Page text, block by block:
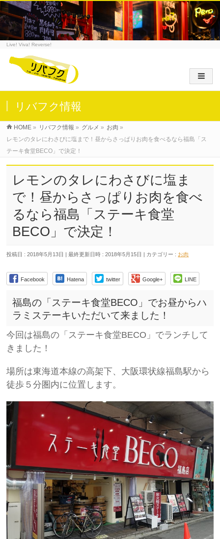
Live! Viva! Reverse!
リバフク情報
HOME » リバフク情報 » グルメ » お肉 »
レモンのタレにわさびに塩まで！昼からさっぱりお肉を食べるなら福島「ス
テーキ食堂BECO」で決定！
レモンのタレにわさびに塩ま
で！昼からさっぱりお肉を食べ
るなら福島「ステーキ食堂
BECO」で決定！
投稿日 : 2018年5月13日 最終更新日時 : 2018年5月15日 カテゴリー : お肉
Facebook Hatena twitter Google+ LINE
福島の「ステーキ食堂BECO」でお昼からハ
ラミステーキいただいて来ました！
今回は福島の「ステーキ食堂BECO」でランチして
きました！
場所は東海道本線の高架下、大阪環状線福島駅から
徒歩５分圏内に位置します。